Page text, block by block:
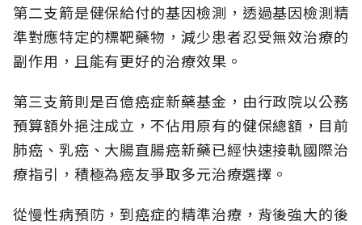
第二支箭是健保給付的基因檢測，透過基因檢測精
準對應特定的標靶藥物，減少患者忍受無效治療的
副作用，且能有更好的治療效果。
第三支箭則是百億癌症新藥基金，由行政院以公務
預算額外挹注成立，不佔用原有的健保總額，目前
肺癌、乳癌、大腸直腸癌新藥已經快速接軌國際治
療指引，積極為癌友爭取多元治療選擇。
從慢性病預防，到癌症的精準治療，背後強大的後